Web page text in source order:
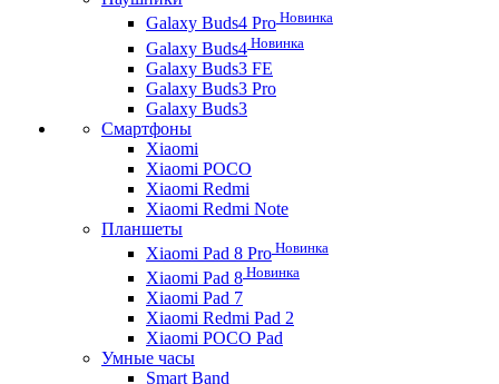
Galaxy Buds4 Pro Новинка
Galaxy Buds4 Новинка
Galaxy Buds3 FE
Galaxy Buds3 Pro
Galaxy Buds3
Смартфоны
Xiaomi
Xiaomi POCO
Xiaomi Redmi
Xiaomi Redmi Note
Планшеты
Xiaomi Pad 8 Pro Новинка
Xiaomi Pad 8 Новинка
Xiaomi Pad 7
Xiaomi Redmi Pad 2
Xiaomi POCO Pad
Умные часы
Smart Band